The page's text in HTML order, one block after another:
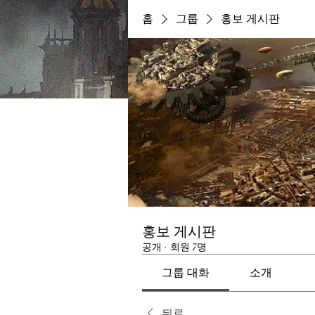
홈 그룹 홍보 게시판
홍보 게시판
공개 · 회원 7명
그룹 대화 소개